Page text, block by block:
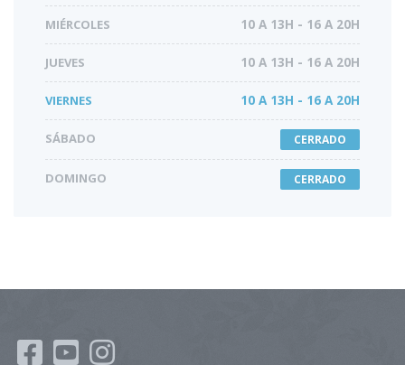
MIÉRCOLES 10 A 13H - 16 A 20H
JUEVES 10 A 13H - 16 A 20H
VIERNES 10 A 13H - 16 A 20H
SÁBADO CERRADO
DOMINGO CERRADO